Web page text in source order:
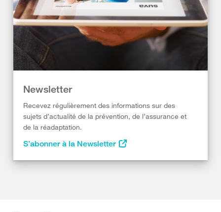
Newsletter
Recevez régulièrement des informations sur des
sujets d’actualité de la prévention, de l’assurance et
de la réadaptation.
S’abonner à la Newsletter